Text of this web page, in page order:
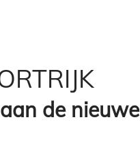
de nieuwe